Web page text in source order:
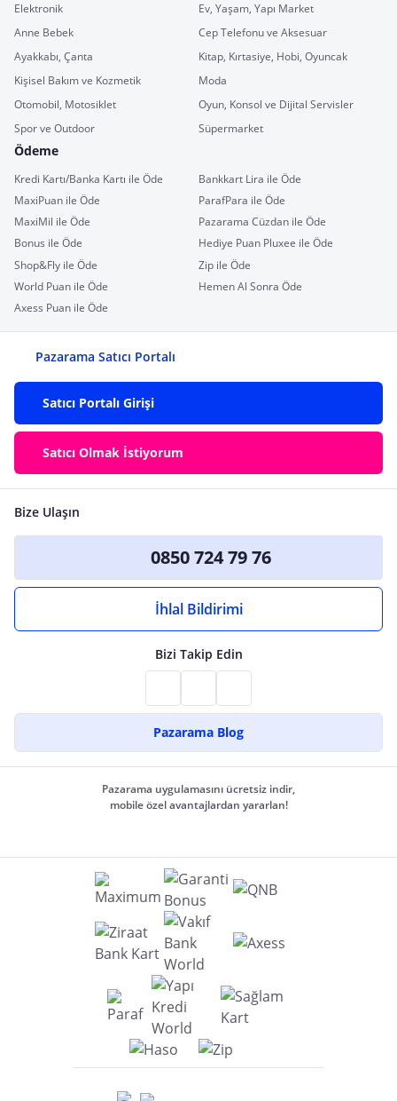
Elektronik
Ev, Yaşam, Yapı Market
Anne Bebek
Cep Telefonu ve Aksesuar
Ayakkabı, Çanta
Kitap, Kırtasiye, Hobi, Oyuncak
Kişisel Bakım ve Kozmetik
Moda
Otomobil, Motosiklet
Oyun, Konsol ve Dijital Servisler
Spor ve Outdoor
Süpermarket
Ödeme
Kredi Kartı/Banka Kartı ile Öde
Bankkart Lira ile Öde
MaxiPuan ile Öde
ParafPara ile Öde
MaxiMil ile Öde
Pazarama Cüzdan ile Öde
Bonus ile Öde
Hediye Puan Pluxee ile Öde
Shop&Fly ile Öde
Zip ile Öde
World Puan ile Öde
Hemen Al Sonra Öde
Axess Puan ile Öde
Pazarama Satıcı Portalı
Satıcı Portalı Girişi
Satıcı Olmak İstiyorum
Bize Ulaşın
0850 724 79 76
İhlal Bildirimi
Bizi Takip Edin
Pazarama Blog
Pazarama uygulamasını ücretsiz indir,
mobile özel avantajlardan yararlan!